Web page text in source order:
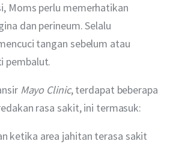
Moms perlu memerhatikan
dan perineum. Selalu
tangan sebelum atau
pembalut.
Mayo Clinic, terdapat beberapa
rasa sakit, ini termasuk:
ketika area jahitan terasa sakit